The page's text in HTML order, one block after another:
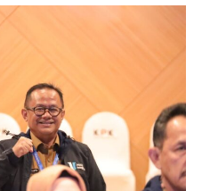
Penguatan
Negara